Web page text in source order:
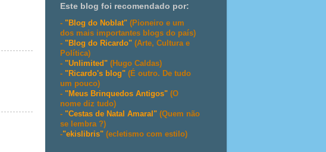
Este blog foi recomendado por:
- "Blog do Noblat" (Pioneiro e um
dos mais importantes blogs do país)
- "Blog do Ricardo" (Arte, Cultura e
Política)
- "Unlimited" (Hugo Caldas)
- "Ricardo's blog" (É outro. De tudo
um pouco)
- "Meus Brinquedos Antigos" (O
nome diz tudo)
- "Cestas de Natal Amaral" (Quem não
se lembra ?)
-"ekislibris" (ecletismo com estilo)